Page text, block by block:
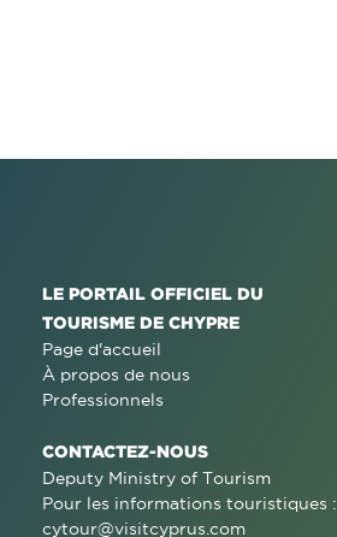
LE PORTAIL OFFICIEL DU
TOURISME DE CHYPRE
Page d'accueil
À propos de nous
Professionnels
CONTACTEZ-NOUS
Deputy Ministry of Tourism
Pour les informations touristiques :
cytour@visitcyprus.com